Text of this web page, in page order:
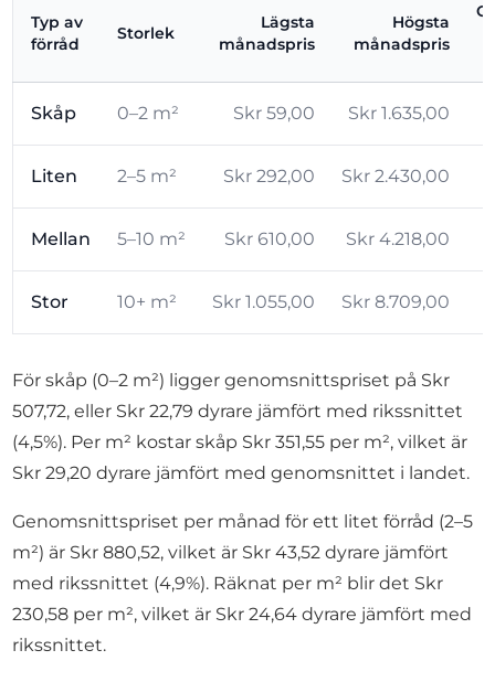
Typ av
förråd
Storlek
Lägsta
månadspris
Högsta
månadspris
Skåp 0–2 m² Skr 59,00 Skr 1.635,00
Liten 2–5 m² Skr 292,00 Skr 2.430,00
Mellan 5–10 m² Skr 610,00 Skr 4.218,00
Stor 10+ m² Skr 1.055,00 Skr 8.709,00
För skåp (0–2 m²) ligger genomsnittspriset på Skr
507,72, eller Skr 22,79 dyrare jämfört med rikssnittet
(4,5%). Per m² kostar skåp Skr 351,55 per m², vilket är
Skr 29,20 dyrare jämfört med genomsnittet i landet.
Genomsnittspriset per månad för ett litet förråd (2–5
m²) är Skr 880,52, vilket är Skr 43,52 dyrare jämfört
med rikssnittet (4,9%). Räknat per m² blir det Skr
230,58 per m², vilket är Skr 24,64 dyrare jämfört med
rikssnittet.